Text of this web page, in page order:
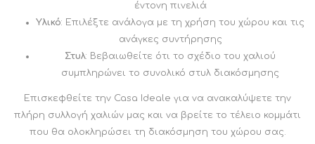
έντονη πινελιά
Υλικό: Επιλέξτε ανάλογα με τη χρήση του χώρου και τις
ανάγκες συντήρησης
Στυλ: Βεβαιωθείτε ότι το σχέδιο του χαλιού
συμπληρώνει το συνολικό στυλ διακόσμησης
Επισκεφθείτε την Casa Ideale για να ανακαλύψετε την
πλήρη συλλογή χαλιών μας και να βρείτε το τέλειο κομμάτι
που θα ολοκληρώσει τη διακόσμηση του χώρου σας.